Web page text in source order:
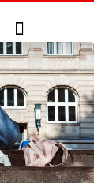
Anmelden